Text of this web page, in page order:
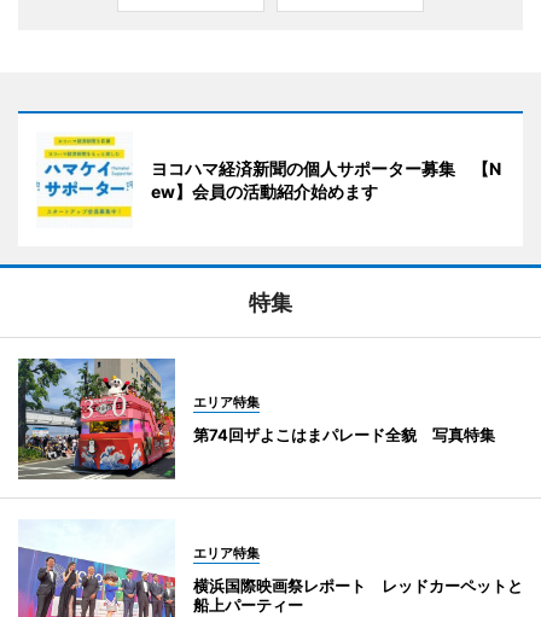
ヨコハマ経済新聞の個人サポーター募集 【N
ew】会員の活動紹介始めます
特集
エリア特集
第74回ザよこはまパレード全貌 写真特集
エリア特集
横浜国際映画祭レポート レッドカーペットと
船上パーティー